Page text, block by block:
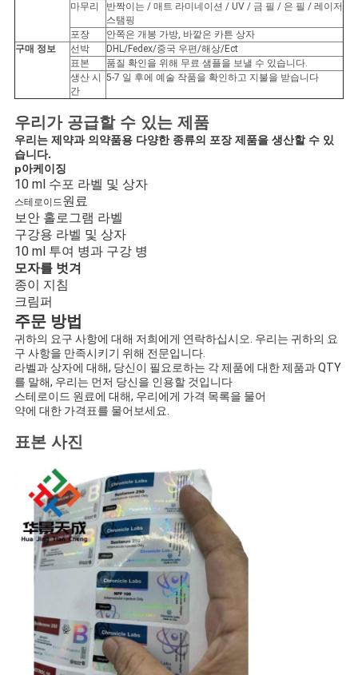
트
PRIVACY
POLICY
마무리
반짝이는 / 매트 라미네이션 / UV / 금 필 / 은 필 / 레이저
스탬핑
포장
안쪽은 개봉 가방, 바깥은 카튼 상자
구매 정보
선박
DHL/Fedex/중국 우편/해상/Ect
표본
품질 확인을 위해 무료 샘플을 보낼 수 있습니다.
생산 시
간
5-7 일 후에 예술 작품을 확인하고 지불을 받습니다
우리가 공급할 수 있는 제품
우리는 제약과 의약품용 다양한 종류의 포장 제품을 생산할 수 있
습니다.
p아케이징
10 ml 수포 라벨 및 상자
스테로이드원료
보안 홀로그램 라벨
구강용 라벨 및 상자
10 ml 투여 병과 구강 병
모자를 벗겨
종이 지침
크림퍼
주문 방법
귀하의 요구 사항에 대해 저희에게 연락하십시오. 우리는 귀하의 요
구 사항을 만족시키기 위해 전문입니다.
라벨과 상자에 대해, 당신이 필요로하는 각 제품에 대한 제품과 QTY
를 말해, 우리는 먼저 당신을 인용할 것입니다
스테로이드 원료에 대해, 우리에게 가격 목록을 물어
약에 대한 가격표를 물어보세요.
표본 사진